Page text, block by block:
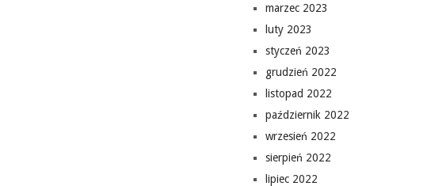
marzec 2023
luty 2023
styczeń 2023
grudzień 2022
listopad 2022
październik 2022
wrzesień 2022
sierpień 2022
lipiec 2022